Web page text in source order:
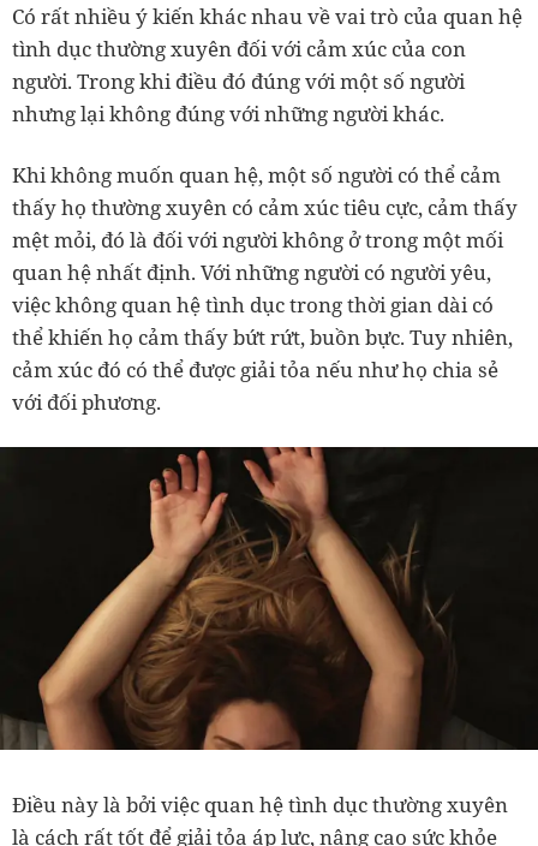
Có rất nhiều ý kiến khác nhau về vai trò của quan hệ
tình dục thường xuyên đối với cảm xúc của con
người. Trong khi điều đó đúng với một số người
nhưng lại không đúng với những người khác.
Khi không muốn quan hệ, một số người có thể cảm
thấy họ thường xuyên có cảm xúc tiêu cực, cảm thấy
mệt mỏi, đó là đối với người không ở trong một mối
quan hệ nhất định. Với những người có người yêu,
việc không quan hệ tình dục trong thời gian dài có
thể khiến họ cảm thấy bứt rứt, buồn bực. Tuy nhiên,
cảm xúc đó có thể được giải tỏa nếu như họ chia sẻ
với đối phương.
Điều này là bởi việc quan hệ tình dục thường xuyên
là cách rất tốt để giải tỏa áp lực, nâng cao sức khỏe